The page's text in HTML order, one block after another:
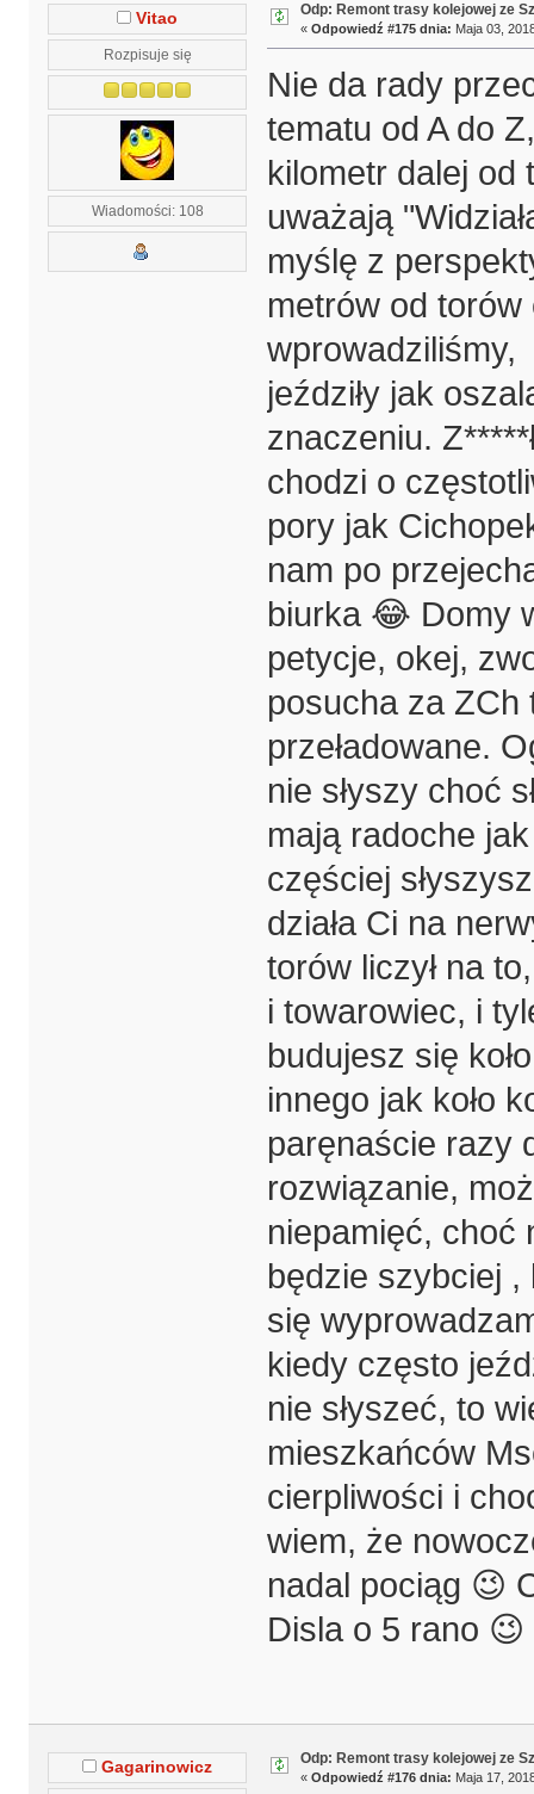
Vitao
Rozpisuje się
Wiadomości: 108
Odp: Remont trasy kolejowej ze
« Odpowiedź #175 dnia: Maja 03,
Nie da rady
tematu od A do
kilometr dalej od
uważają
myślę z
metrów od
wprowadziliśmy,
jeździły jak
znaczeniu.
chodzi o
pory jak
nam po
biurka 😂 Domy
petycje, okej,
posucha za ZCh
przeładowane.
nie słyszy choć
mają radoche
częściej
działa Ci na
torów liczył na
i towarowiec, i
budujesz się
innego jak koło
paręnaście razy
rozwiązanie,
niepamięć, choć
będzie szybciej
się
kiedy często
nie słyszeć, to
mieszkańców
cierpliwości i
wiem, że
nadal pociąg 😉
Disla o 5 rano 😉
Gagarinowicz Odp: Remont trasy kolejowej ze
« Odpowiedź #176 dnia: Maja 17,